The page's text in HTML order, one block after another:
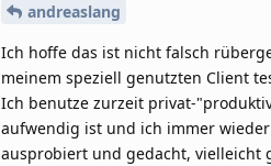
andreaslang
Ich hoffe das ist nicht falsch
meinem speziell genutzten Client
Ich benutze zurzeit privat-
aufwendig ist und ich immer
ausprobiert und gedacht, vielleicht